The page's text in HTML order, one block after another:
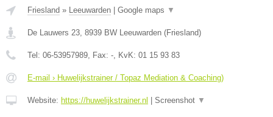
Friesland » Leeuwarden Google maps ▼
De Lauwers 23, 8939 BW Leeuwarden (Friesland)
Tel: 06-53957989, Fax: -, KvK: 01 15 93 83
E-mail › Huwelijkstrainer / Topaz Mediation & Coaching)
Website: https://huwelijkstrainer.nl Screenshot ▼